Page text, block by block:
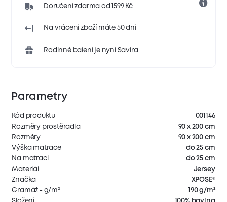
Doručení zdarma od 1599 Kč
Na vrácení zboží máte 50 dní
Rodinné balení je nyní Savira
Parametry
Kód produktu
001146
Rozměry prostěradla
90 x 200 cm
Rozměry
90 x 200 cm
Výška matrace
do 25 cm
Na matraci
do 25 cm
Materiál
Jersey
Značka
XPOSE®
Gramáž - g/m²
190 g/m²